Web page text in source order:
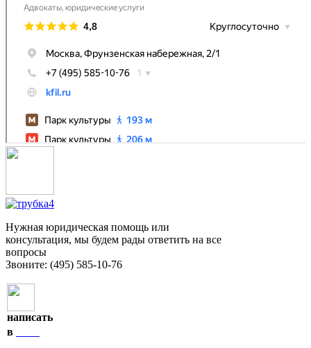
Нужная юридическая помощь или
консультация, мы будем рады ответить на все
вопросы
Звоните: (495) 585-10-76
написать
в